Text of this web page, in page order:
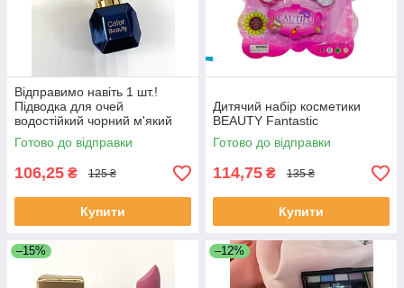
Відправимо навіть 1 шт.!
Підводка для очей
водостійкий чорний м'який
пензлик
Готово до відправки
106,25 ₴ 125 ₴
Купити
Дитячий набір косметики
BEAUTY Fantastic
Готово до відправки
114,75 ₴ 135 ₴
Купити
–15% –12%